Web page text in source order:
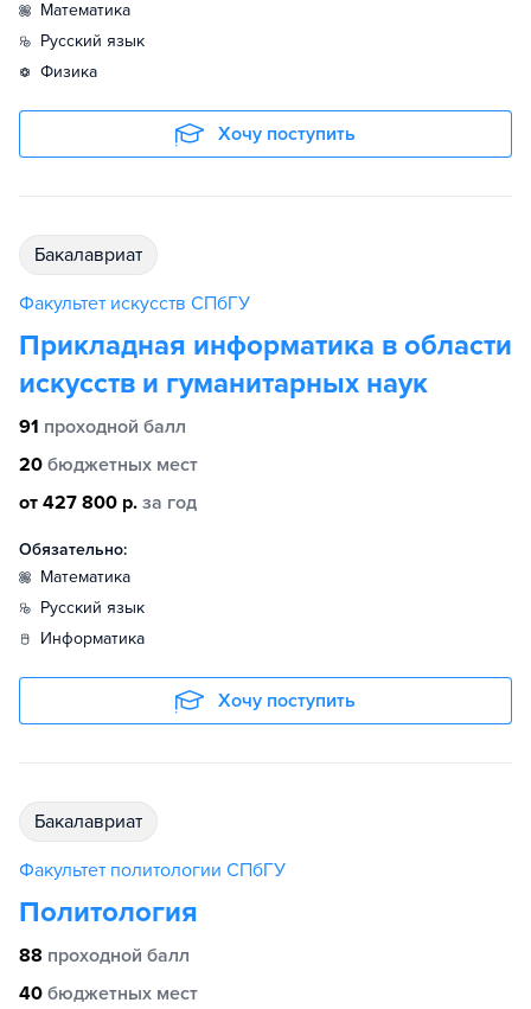
математика
русский язык
физика
Хочу поступить
бакалавриат
Факультет искусств СПбГУ
Прикладная информатика в области
искусств и гуманитарных наук
91 проходной балл
20 бюджетных мест
от 427 800 р. за год
Обязательно:
математика
русский язык
информатика
Хочу поступить
бакалавриат
Факультет политологии СПбГУ
Политология
88 проходной балл
40 бюджетных мест